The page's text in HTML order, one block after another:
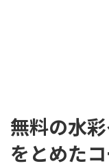
無料の水
をとめた